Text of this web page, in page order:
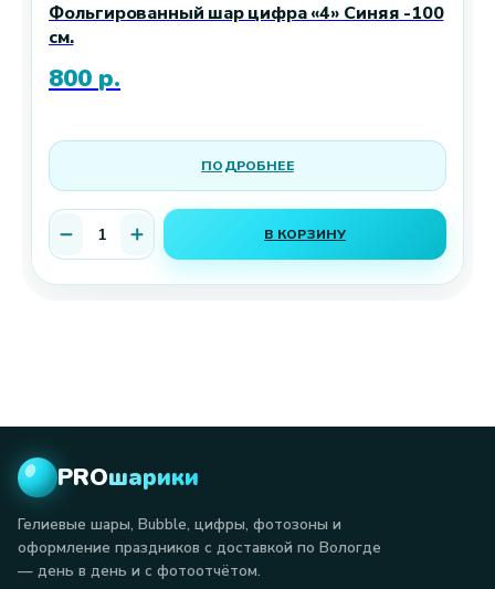
Фольгированный шар цифра «4» Синяя -100
см.
800 р.
ПОДРОБНЕЕ
В КОРЗИНУ
PROшарики
Гелиевые шары, Bubble, цифры, фотозоны и
оформление праздников с доставкой по Вологде
— день в день и с фотоотчётом.